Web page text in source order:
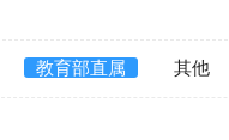
教育部直属 其他